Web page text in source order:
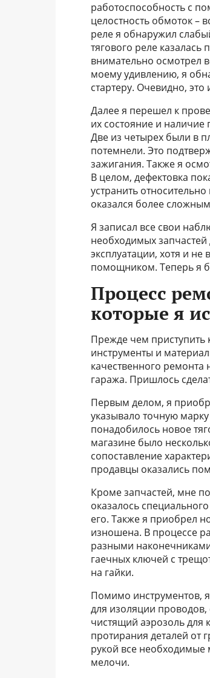
работоспособность с
целостность обмоток –
реле я обнаружил
тягового реле
внимательно осмотрел
моему удивлению, я
стартеру. Очевидно,
Далее я перешел к
их состояние и
Две из четырех были в
потемнели. Это
зажигания. Также я
В целом, дефектовка
устранить
оказался более
Я записал все свои
необходимых запчастей
эксплуатации, хотя и
помощником. Теперь я
Процесс
которые я
Прежде чем приступить
инструменты и
качественного ремонта
гаража. Пришлось
Первым делом, я
указывало точную
понадобилось новое
магазине было
сопоставление
продавцы оказались
Кроме запчастей, мне
оказалось
его. Также я приобрел
изношена. В процессе
разными
гаечных ключей с
на гайки.
Помимо инструментов,
для изоляции проводов,
чистящий аэрозоль для
протирания деталей от
рукой все необходимые
мелочи.